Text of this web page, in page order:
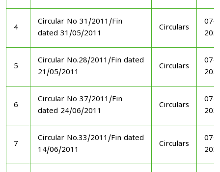
4
Circular No 31/2011/Fin
dated 31/05/2011
Circulars
07-
5
Circular No.28/2011/Fin dated
21/05/2011
Circulars
07-
6
Circular No 37/2011/Fin
dated 24/06/2011
Circulars
07-
7
Circular No.33/2011/Fin dated
14/06/2011
Circulars
07-